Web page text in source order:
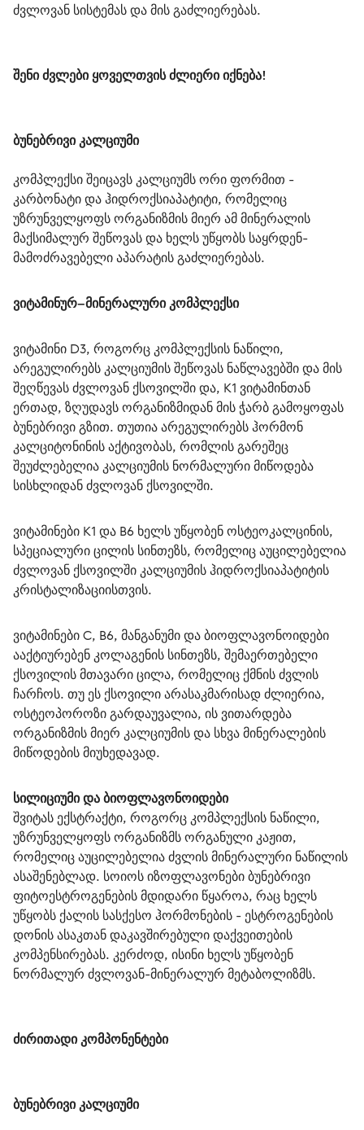
ძვლოვან სისტემას და მის გაძლიერებას.
შენი ძვლები ყოველთვის ძლიერი იქნება!
ბუნებრივი კალციუმი
კომპლექსი შეიცავს კალციუმს ორი ფორმით -
კარბონატი და ჰიდროქსიაპატიტი, რომელიც
უზრუნველყოფს ორგანიზმის მიერ ამ მინერალის
მაქსიმალურ შეწოვას და ხელს უწყობს საყრდენ-
მამოძრავებელი აპარატის გაძლიერებას.
ვიტამინურ–მინერალური კომპლექსი
ვიტამინი D3, როგორც კომპლექსის ნაწილი,
არეგულირებს კალციუმის შეწოვას ნაწლავებში და მის
შეღწევას ძვლოვან ქსოვილში და, K1 ვიტამინთან
ერთად, ზღუდავს ორგანიზმიდან მის ჭარბ გამოყოფას
ბუნებრივი გზით. თუთია არეგულირებს ჰორმონ
კალციტონინის აქტივობას, რომლის გარეშეც
შეუძლებელია კალციუმის ნორმალური მიწოდება
სისხლიდან ძვლოვან ქსოვილში.
ვიტამინები K1 და B6 ხელს უწყობენ ოსტეოკალცინის,
სპეციალური ცილის სინთეზს, რომელიც აუცილებელია
ძვლოვან ქსოვილში კალციუმის ჰიდროქსიაპატიტის
კრისტალიზაციისთვის.
ვიტამინები C, B6, მანგანუმი და ბიოფლავონოიდები
ააქტიურებენ კოლაგენის სინთეზს, შემაერთებელი
ქსოვილის მთავარი ცილა, რომელიც ქმნის ძვლის
ჩარჩოს. თუ ეს ქსოვილი არასაკმარისად ძლიერია,
ოსტეოპოროზი გარდაუვალია, ის ვითარდება
ორგანიზმის მიერ კალციუმის და სხვა მინერალების
მიწოდების მიუხედავად.
სილიციუმი და ბიოფლავონოიდები
შვიტას ექსტრაქტი, როგორც კომპლექსის ნაწილი,
უზრუნველყოფს ორგანიზმს ორგანული კაჟით,
რომელიც აუცილებელია ძვლის მინერალური ნაწილის
ასაშენებლად. სოიოს იზოფლავონები ბუნებრივი
ფიტოესტროგენების მდიდარი წყაროა, რაც ხელს
უწყობს ქალის სასქესო ჰორმონების - ესტროგენების
დონის ასაკთან დაკავშირებული დაქვეითების
კომპენსირებას. კერძოდ, ისინი ხელს უწყობენ
ნორმალურ ძვლოვან-მინერალურ მეტაბოლიზმს.
ძირითადი კომპონენტები
ბუნებრივი კალციუმი